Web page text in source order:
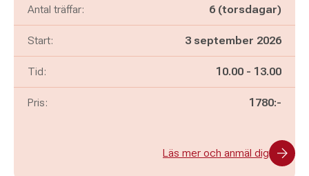
Antal träffar: 6 (torsdagar)
Start: 3 september 2026
Tid: Pågår mellan
10.00 - och
13.00
Pris: 1780:-
Läs mer och anmäl dig